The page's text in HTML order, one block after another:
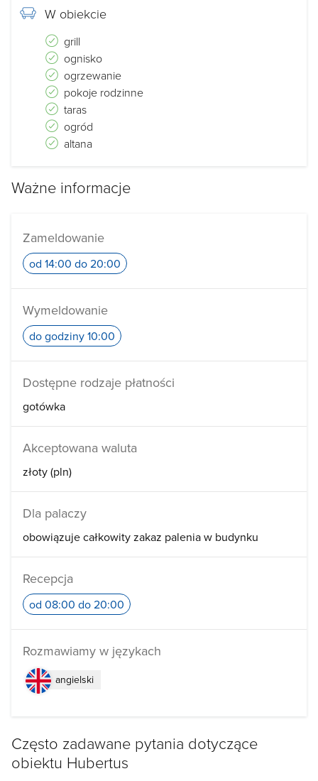
W obiekcie
grill
ognisko
ogrzewanie
pokoje rodzinne
taras
ogród
altana
Ważne informacje
Zameldowanie
od 14:00 do 20:00
Wymeldowanie
do godziny 10:00
Dostępne rodzaje płatności
gotówka
Akceptowana waluta
złoty (pln)
Dla palaczy
obowiązuje całkowity zakaz palenia w budynku
Recepcja
od 08:00 do 20:00
Rozmawiamy w językach
angielski
Często zadawane pytania dotyczące
obiektu Hubertus